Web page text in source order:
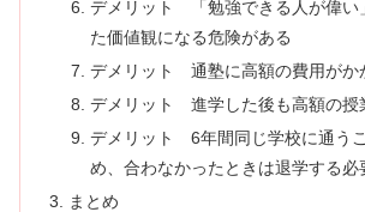
デメリット 「勉強できる人が偉い
た価値観になる危険がある
デメリット 通塾に高額の費用がか
デメリット 進学した後も高額の授
デメリット 6年間同じ学校に通う
め、合わなかったときは退学する必
まとめ